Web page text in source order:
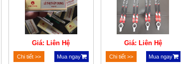
Giá: Liên Hệ
Chi tiết >> Mua ngay
Giá: Liên Hệ
Chi tiết >> Mua ngay